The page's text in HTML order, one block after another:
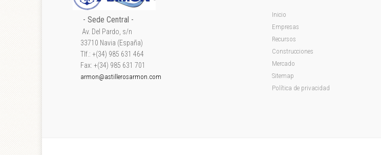
- Sede Central -
Av. Del Pardo, s/n
33710 Navia (España)
Tlf.: +(34) 985 631 464
Fax: +(34) 985 631 701
armon@astillerosarmon.com
Inicio
Empresas
Recursos
Construcciones
Mercado
Sitemap
Política de privacidad